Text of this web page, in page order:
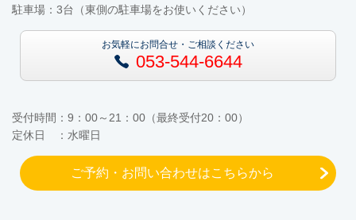
駐車場：3台（東側の駐車場をお使いください）
お気軽にお問合せ・ご相談ください
053-544-6644
受付時間：9：00～21：00（最終受付20：00）
定休日 ：水曜日
ご予約・お問い合わせはこちらから